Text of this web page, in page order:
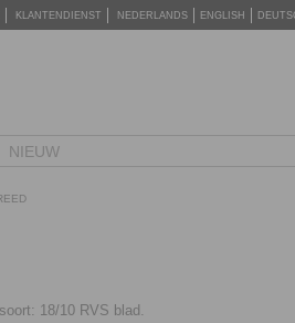
KLANTENDIENST NEDERLANDS ENGLISH
NIEUW
18/10 RVS blad.